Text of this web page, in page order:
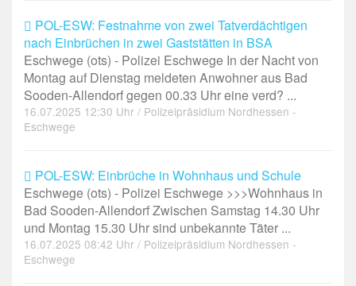
POL-ESW: Festnahme von zwei Tatverdächtigen
nach Einbrüchen in zwei Gaststätten in BSA
Eschwege (ots) - Polizei Eschwege In der Nacht von
Montag auf Dienstag meldeten Anwohner aus Bad
Sooden-Allendorf gegen 00.33 Uhr eine verd? ...
16.07.2025 12:30 Uhr / Polizeipräsidium Nordhessen -
Eschwege
POL-ESW: Einbrüche in Wohnhaus und Schule
Eschwege (ots) - Polizei Eschwege >>>Wohnhaus in
Bad Sooden-Allendorf Zwischen Samstag 14.30 Uhr
und Montag 15.30 Uhr sind unbekannte Täter ...
16.07.2025 08:42 Uhr / Polizeipräsidium Nordhessen -
Eschwege